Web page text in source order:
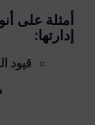
أمثلة على
إدارتها:
قيود